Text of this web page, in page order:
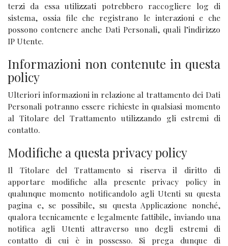
terzi da essa utilizzati potrebbero raccogliere log di
sistema, ossia file che registrano le interazioni e che
possono contenere anche Dati Personali, quali l’indirizzo
IP Utente.
Informazioni non contenute in questa
policy
Ulteriori informazioni in relazione al trattamento dei Dati
Personali potranno essere richieste in qualsiasi momento
al Titolare del Trattamento utilizzando gli estremi di
contatto.
Modifiche a questa privacy policy
Il Titolare del Trattamento si riserva il diritto di
apportare modifiche alla presente privacy policy in
qualunque momento notificandolo agli Utenti su questa
pagina e, se possibile, su questa Applicazione nonché,
qualora tecnicamente e legalmente fattibile, inviando una
notifica agli Utenti attraverso uno degli estremi di
contatto di cui è in possesso. Si prega dunque di